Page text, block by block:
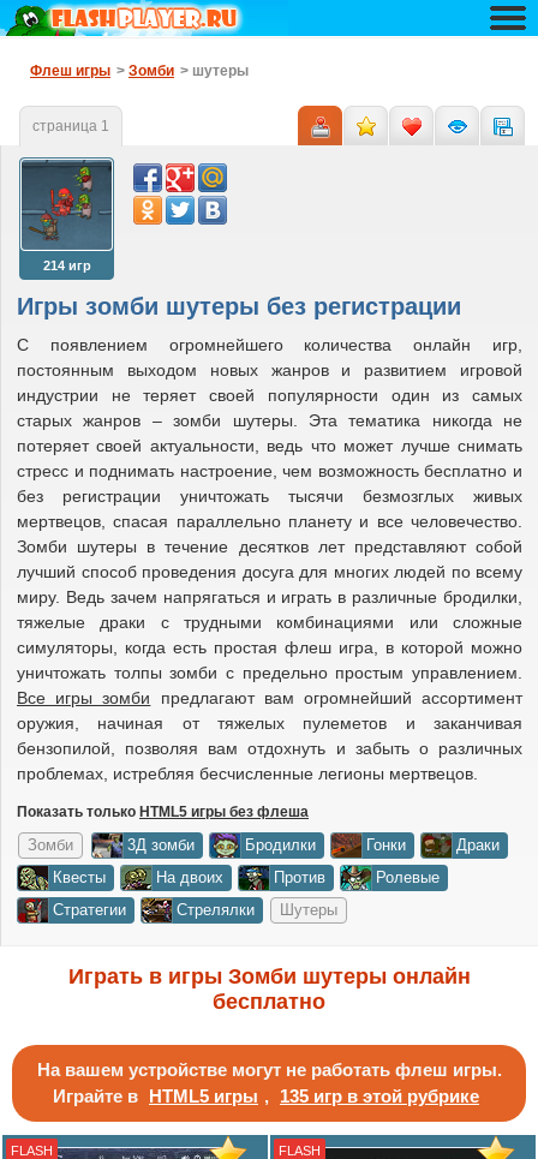
Флеш игры > Зомби > шутеры
Игры зомби шутеры без регистрации
С появлением огромнейшего количества онлайн игр,
постоянным выходом новых жанров и развитием игровой
индустрии не теряет своей популярности один из самых
старых жанров – зомби шутеры. Эта тематика никогда не
потеряет своей актуальности, ведь что может лучше снимать
стресс и поднимать настроение, чем возможность бесплатно и
без регистрации уничтожать тысячи безмозглых живых
мертвецов, спасая параллельно планету и все человечество.
Зомби шутеры в течение десятков лет представляют собой
лучший способ проведения досуга для многих людей по всему
миру. Ведь зачем напрягаться и играть в различные бродилки,
тяжелые драки с трудными комбинациями или сложные
симуляторы, когда есть простая флеш игра, в которой можно
уничтожать толпы зомби с предельно простым управлением.
Все игры зомби предлагают вам огромнейший ассортимент
оружия, начиная от тяжелых пулеметов и заканчивая
бензопилой, позволяя вам отдохнуть и забыть о различных
проблемах, истребляя бесчисленные легионы мертвецов.
Показать только HTML5 игры без флеша
214 игр
Зомби 3Д зомби Бродилки Гонки
Драки
Квесты
На двоих Против
Ролевые
Стратегии
Стрелялки Шутеры
страница 1
Играть в игры Зомби шутеры онлайн
бесплатно
На вашем устройстве могут не работать флеш игры.
Играйте в HTML5 игры , 135 игр в этой рубрике
FLASH FLASH